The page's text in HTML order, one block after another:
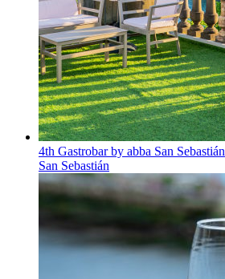
4th Gastrobar by abba San Sebastián
San Sebastián